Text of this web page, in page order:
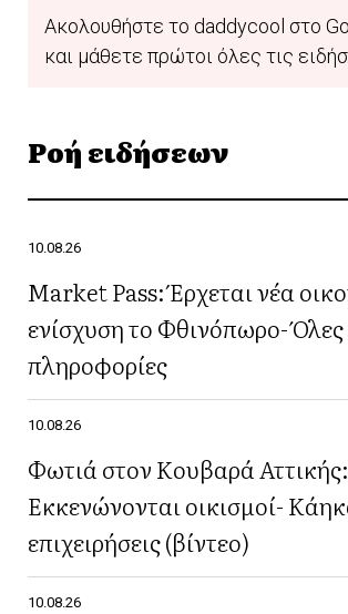
Ακολουθήστε το daddycool στο
και μάθετε πρώτοι όλες τις
Ροή ειδήσεων
10.08.26
Market Pass: Έρχεται νέα
ενίσχυση το Φθινόπωρο- Όλες
πληροφορίες
10.08.26
Φωτιά στον Κουβαρά Αττικής:
Εκκενώνονται οικισμοί-
επιχειρήσεις (βίντεο)
10.08.26